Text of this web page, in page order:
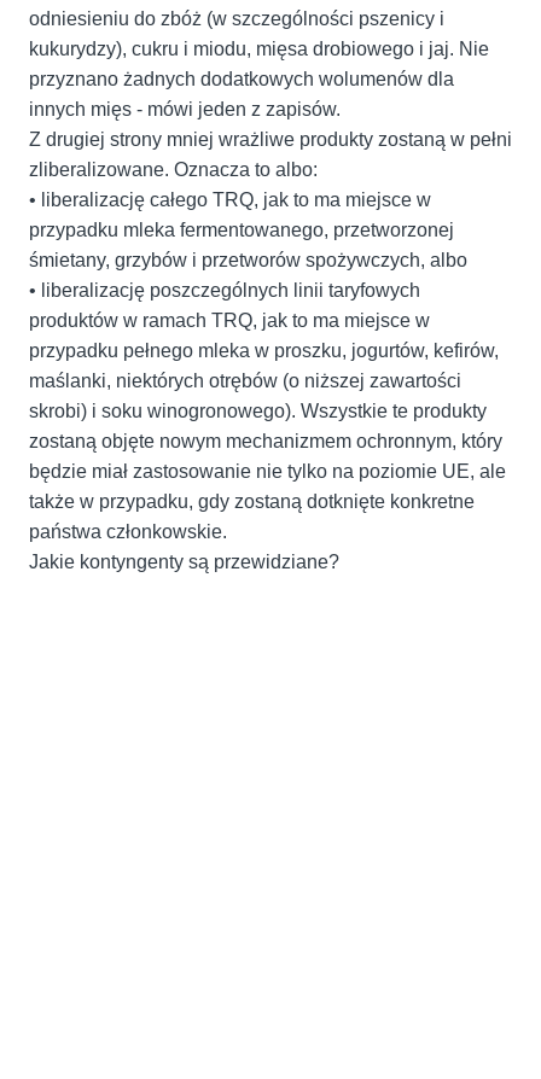
odniesieniu do zbóż (w szczególności pszenicy i
kukurydzy), cukru i miodu, mięsa drobiowego i jaj. Nie
przyznano żadnych dodatkowych wolumenów dla
innych mięs - mówi jeden z zapisów.
Z drugiej strony mniej wrażliwe produkty zostaną w pełni
zliberalizowane. Oznacza to albo:
• liberalizację całego TRQ, jak to ma miejsce w
przypadku mleka fermentowanego, przetworzonej
śmietany, grzybów i przetworów spożywczych, albo
• liberalizację poszczególnych linii taryfowych
produktów w ramach TRQ, jak to ma miejsce w
przypadku pełnego mleka w proszku, jogurtów, kefirów,
maślanki, niektórych otrębów (o niższej zawartości
skrobi) i soku winogronowego). Wszystkie te produkty
zostaną objęte nowym mechanizmem ochronnym, który
będzie miał zastosowanie nie tylko na poziomie UE, ale
także w przypadku, gdy zostaną dotknięte konkretne
państwa członkowskie.
Jakie kontyngenty są przewidziane?